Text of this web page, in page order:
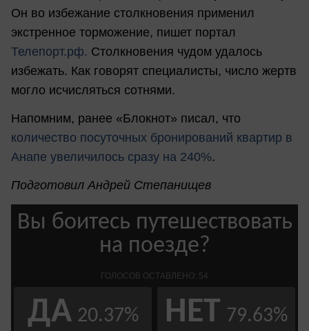
Он во избежание столкновения применил
экстренное торможение, пишет портал
Телепорт.рф. Столкновения чудом удалось
избежать. Как говорят специалисты, число жертв
могло исчисляться сотнями.
Напомним, ранее «Блокнот» писал, что
количество посуточных бронирований квартир в
Анапе увеличилось сразу на 240%.
Подготовил Андрей Степанищев